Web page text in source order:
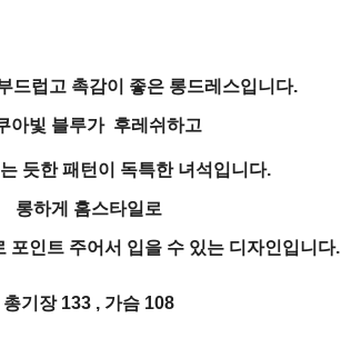
드럽고 촉감이 좋은 롱드레스입니다.
아빛 블루가 후레쉬하고
듯한 패턴이 독특한 녀석입니다.
롱하게 홈스타일로
포인트 주어서 입을 수 있는 디자인입니다.
총기장 133 , 가슴 108